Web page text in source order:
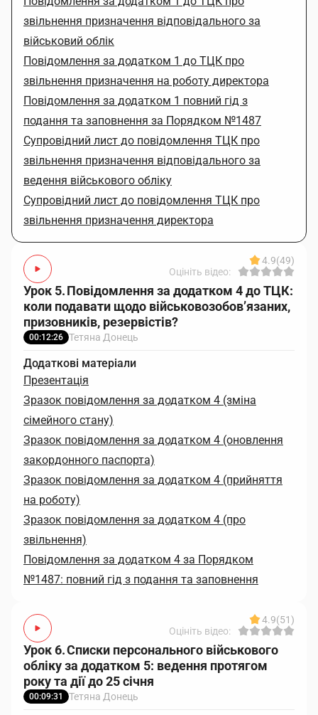
звільнення призначення відповідального за
військовий облік
Повідомлення за додатком 1 до ТЦК про
звільнення призначення на роботу директора
Повідомлення за додатком 1 повний гід з
подання та заповнення за Порядком №1487
Супровідний лист до повідомлення ТЦК про
звільнення призначення відповідального за
ведення військового обліку
Супровідний лист до повідомлення ТЦК про
звільнення призначення директора
4.9(49)
Оцініть відео:
Урок 5. Повідомлення за додатком 4 до ТЦК:
коли подавати щодо військовозобов’язаних,
призовників, резервістів?
00:12:26 Тетяна Донець
Додаткові матеріали
Презентація
Зразок повідомлення за додатком 4 (зміна
сімейного стану)
Зразок повідомлення за додатком 4 (оновлення
закордонного паспорта)
Зразок повідомлення за додатком 4 (прийняття
на роботу)
Зразок повідомлення за додатком 4 (про
звільнення)
Повідомлення за додатком 4 за Порядком
№1487: повний гід з подання та заповнення
4.9(51)
Оцініть відео:
Урок 6. Списки персонального військового
обліку за додатком 5: ведення протягом
року та дії до 25 січня
00:09:31 Тетяна Донець